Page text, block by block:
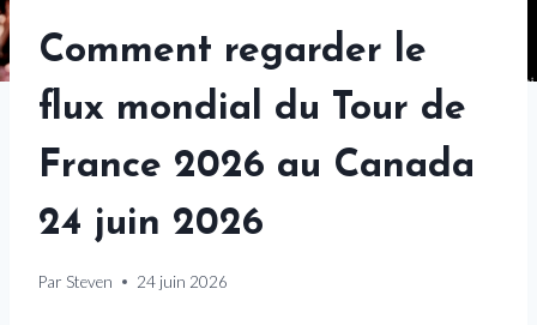
Comment regarder le
flux mondial du Tour de
France 2026 au Canada
24 juin 2026
Par Steven 24 juin 2026